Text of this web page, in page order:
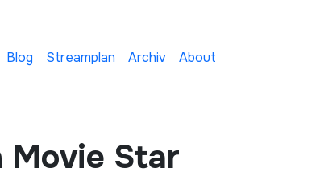
Blog Streamplan Archiv About
Movie Star